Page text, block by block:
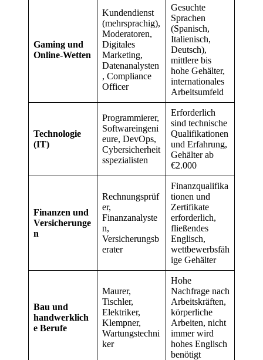
Gaming und
Online-Wetten
Kundendienst
(mehrsprachig),
Moderatoren,
Digitales
Marketing,
Datenanalysten
, Compliance
Officer
Gesuchte
Sprachen
(Spanisch,
Italienisch,
Deutsch),
mittlere bis
hohe Gehälter,
internationales
Arbeitsumfeld
Technologie
(IT)
Programmierer,
Softwareingeni
eure, DevOps,
Cybersicherheit
sspezialisten
Erforderlich
sind technische
Qualifikationen
und Erfahrung,
Gehälter ab
€2.000
Finanzen und
Versicherunge
n
Rechnungsprüf
er,
Finanzanalyste
n,
Versicherungsb
erater
Finanzqualifika
tionen und
Zertifikate
erforderlich,
fließendes
Englisch,
wettbewerbsfäh
ige Gehälter
Bau und
handwerklich
e Berufe
Maurer,
Tischler,
Elektriker,
Klempner,
Wartungstechni
ker
Hohe
Nachfrage nach
Arbeitskräften,
körperliche
Arbeiten, nicht
immer wird
hohes Englisch
benötigt